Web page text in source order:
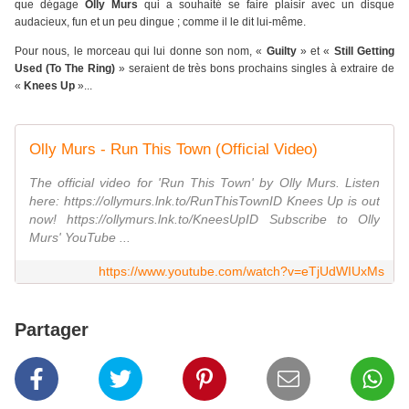
que dégage Olly Murs qui a souhaité se faire plaisir avec un disque
audacieux, fun et un peu dingue ; comme il le dit lui-même.
Pour nous, le morceau qui lui donne son nom, « Guilty » et « Still Getting
Used (To The Ring) » seraient de très bons prochains singles à extraire de
« Knees Up »...
Olly Murs - Run This Town (Official Video)
The official video for 'Run This Town' by Olly Murs. Listen
here: https://ollymurs.lnk.to/RunThisTownID Knees Up is out
now! https://ollymurs.lnk.to/KneesUpID Subscribe to Olly
Murs' YouTube ...
https://www.youtube.com/watch?v=eTjUdWIUxMs
Partager